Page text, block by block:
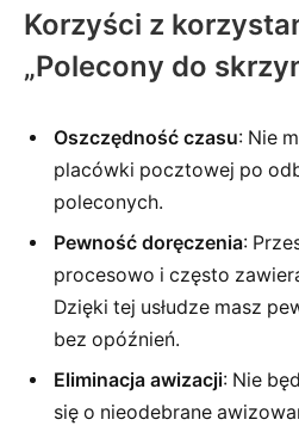
Korzyści z
„Polecony do
Oszczędność czasu: Nie
placówki pocztowej po
poleconych.
Pewność doręczenia:
procesowo i często
Dzięki tej usłudze masz
bez opóźnień.
Eliminacja awizacji: Nie
się o nieodebrane